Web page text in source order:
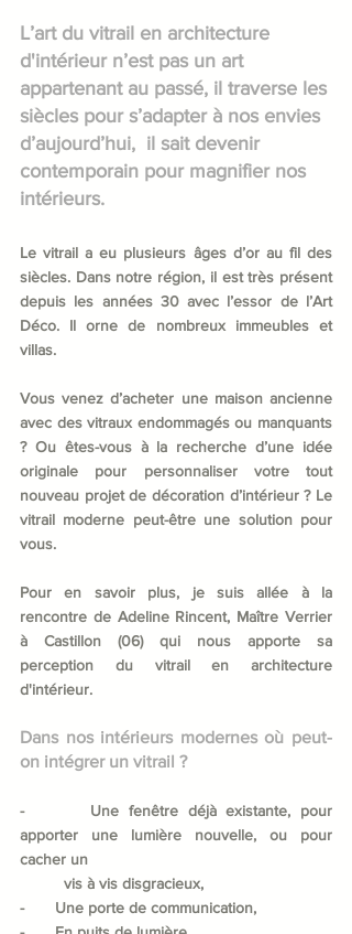
L’art du vitrail en architecture
d'intérieur n’est pas un art
appartenant au passé, il traverse les
siècles pour s’adapter à nos envies
d’aujourd’hui,  il sait devenir
contemporain pour magnifier nos
intérieurs.
Le vitrail a eu plusieurs âges d’or au fil des
siècles. Dans notre région, il est très présent
depuis les années 30 avec l’essor de l’Art
Déco. Il orne de nombreux immeubles et
villas.
Vous venez d’acheter une maison ancienne
avec des vitraux endommagés ou manquants
? Ou êtes-vous à la recherche d’une idée
originale pour personnaliser votre tout
nouveau projet de décoration d’intérieur ? Le
vitrail moderne peut-être une solution pour
vous.
Pour en savoir plus, je suis allée à la
rencontre de Adeline Rincent, Maître Verrier
à Castillon (06) qui nous apporte sa
perception du vitrail en architecture
d'intérieur.
Dans nos intérieurs modernes où peut-
on intégrer un vitrail ?
-       Une fenêtre déjà existante, pour
apporter une lumière nouvelle, ou pour
cacher un
-       Une porte de communication,